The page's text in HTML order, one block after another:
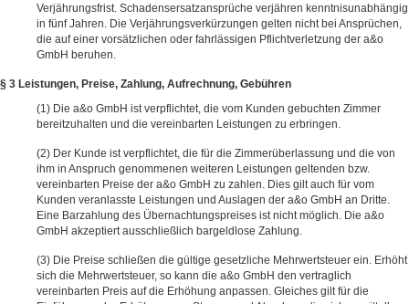
Verjährungsfrist. Schadensersatzansprüche verjähren kenntnisunabhängig
in fünf Jahren. Die Verjährungsverkürzungen gelten nicht bei Ansprüchen,
die auf einer vorsätzlichen oder fahrlässigen Pflichtverletzung der a&o
GmbH beruhen.
§ 3 Leistungen, Preise, Zahlung, Aufrechnung, Gebühren
Die a&o GmbH ist verpflichtet, die vom Kunden gebuchten Zimmer
bereitzuhalten und die vereinbarten Leistungen zu erbringen.
Der Kunde ist verpflichtet, die für die Zimmerüberlassung und die von
ihm in Anspruch genommenen weiteren Leistungen geltenden bzw.
vereinbarten Preise der a&o GmbH zu zahlen. Dies gilt auch für vom
Kunden veranlasste Leistungen und Auslagen der a&o GmbH an Dritte.
Eine Barzahlung des Übernachtungspreises ist nicht möglich. Die a&o
GmbH akzeptiert ausschließlich bargeldlose Zahlung.
Die Preise schließen die gültige gesetzliche Mehrwertsteuer ein. Erhöht
sich die Mehrwertsteuer, so kann die a&o GmbH den vertraglich
vereinbarten Preis auf die Erhöhung anpassen. Gleiches gilt für die